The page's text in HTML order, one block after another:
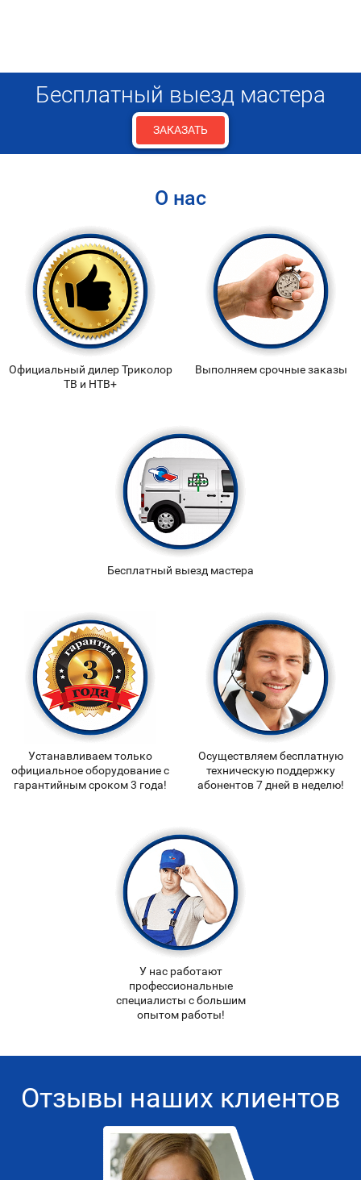
Бесплатный выезд мастера
ЗАКАЗАТЬ
О нас
Официальный дилер Триколор
ТВ и НТВ+
Выполняем срочные заказы
Бесплатный выезд мастера
Устанавливаем только
официальное оборудование с
гарантийным сроком 3 года!
Осуществляем бесплатную
техническую поддержку
абонентов 7 дней в неделю!
У нас работают
профессиональные
специалисты с большим
опытом работы!
Отзывы наших клиентов